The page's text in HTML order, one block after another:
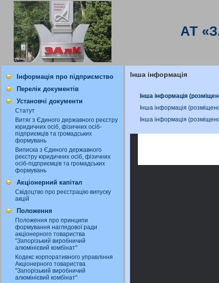
АТ
Інформація про підприємство
Перелік документів
Установчі документи
Статут
Витяг з Єдиного державного реєстру
юридичних осіб, фізичних осіб-
підприємців та громадських
формувань
Виписка з Єдиного державного
реєстру юридичних осіб, фізичних
осіб-підприємців та громадських
формувань
Акціонерний капітал
Свідоцтво про реєстрацію випуску
акцій
Положення
Положення про принципи
формування наглядової ради
акціонерного товариства
"Запорізький виробничий
алюмінієвий комбінат"
Кодекс корпоративного управління
Акціонерного товариства
"Запорізький виробничий
алюмінієвий комбінат"
Інша інформація
Інша інформація
Інша інформація
Інша інформація